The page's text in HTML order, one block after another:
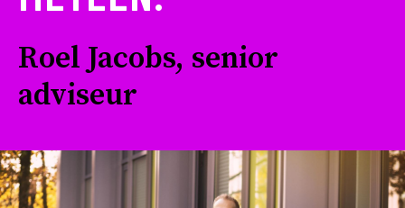
Roel Jacobs, senior
adviseur